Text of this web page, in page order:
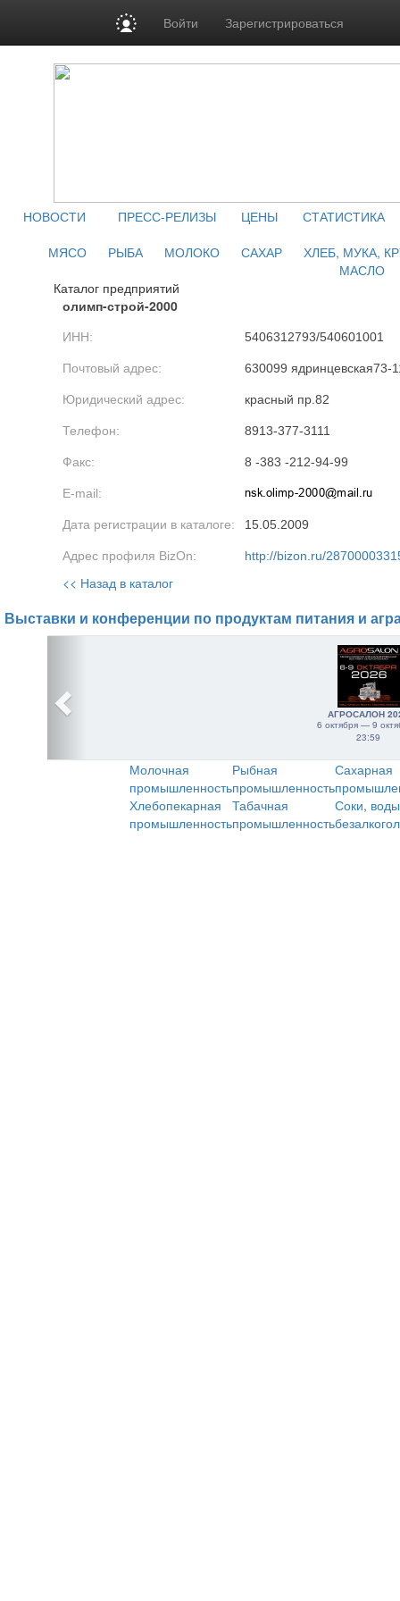
Войти Зарегистрироваться
НОВОСТИ ПРЕСС-РЕЛИЗЫ ЦЕНЫ
СТАТИСТИКА
МЯСО
РЫБА МОЛОКО САХАР
ХЛЕБ, МУКА,
МАСЛО
Каталог предприятий
олимп-строй-2000
ИНН: 5406312793/540601001
Почтовый адрес: 630099 ядринцевская73-
Юридический адрес: красный пр.82
Телефон: 8913-377-3111
Факс: 8 -383 -212-94-99
E-mail:
Дата регистрации в каталоге: 15.05.2009
Адрес профиля BizOn: http://bizon.ru/
<< Назад в каталог
Выставки и конференции по продуктам питания и
АГРОСАЛОН
6 октября — 9
23:59
Молочная
промышленность
Рыбная
промышленность
Сахарная
Хлебопекарная
промышленность
Табачная
промышленность
Соки,